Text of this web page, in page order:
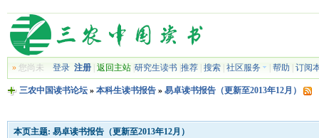
»您尚未 登录 注册| 返回主站| 研究生读书| 推荐| 搜索| 社区服务 帮助 订阅
三农中国读书论坛» 本科生读书报告» 易卓读书报告（更新至2013年12月）
本页主题: 易卓读书报告（更新至2013年12月）